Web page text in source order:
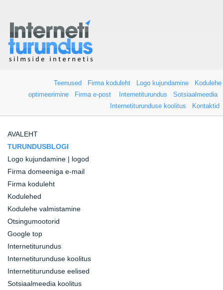
Teenused Firma koduleht Logo kujundamine
Kodulehe
optimeerimine
Firma e-post Internetiturundus
Sotsiaalmeedia
Internetiturunduse koolitus
Kontaktid
AVALEHT
TURUNDUSBLOGI
Logo kujundamine | logod
Firma domeeniga e-mail
Firma koduleht
Kodulehed
Kodulehe valmistamine
Otsingumootorid
Google top
Internetiturundus
Internetiturunduse koolitus
Internetiturunduse eelised
Sotsiaalmeedia koolitus